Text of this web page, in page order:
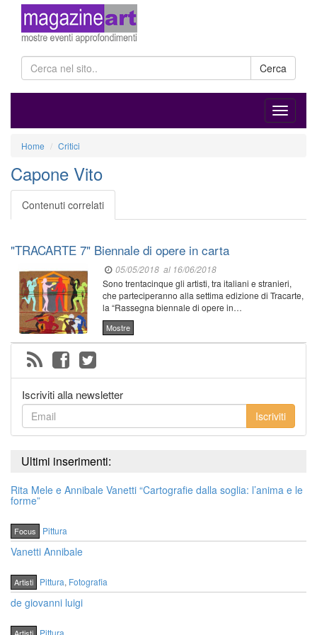
Cerca
Home Critici
Capone Vito
Contenuti correlati
"TRACARTE 7" Biennale di opere in carta
05/05/2018 al 16/06/2018
Sono trentacinque gli artisti, tra italiani e stranieri,
che parteciperanno alla settima edizione di Tracarte,
la “Rassegna biennale di opere in…
Mostre
Iscriviti alla newsletter
Iscriviti
Ultimi inserimenti:
Rita Mele e Annibale Vanetti “Cartografie dalla soglia: l’anima e le
forme”
Focus Pittura
Vanetti Annibale
Artisti Pittura, Fotografia
de giovanni luigi
Pittura